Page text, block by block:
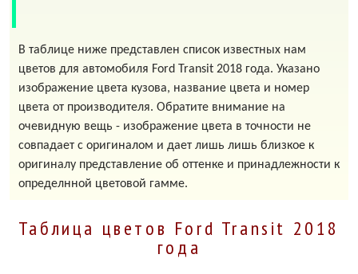
В таблице ниже представлен список известных нам
цветов для автомобиля Ford Transit 2018 года. Указано
изображение цвета кузова, название цвета и номер
цвета от производителя. Обратите внимание на
очевидную вещь - изображение цвета в точности не
совпадает с оригиналом и дает лишь лишь близкое к
оригиналу представление об оттенке и принадлежности к
определнной цветовой гамме.
Таблица цветов Ford Transit 2018
года